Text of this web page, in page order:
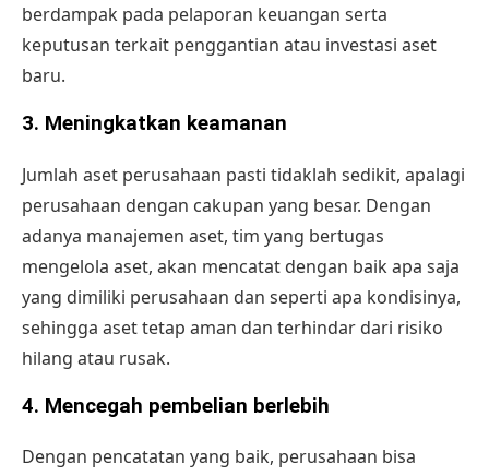
berdampak pada pelaporan keuangan serta
keputusan terkait penggantian atau investasi aset
baru.
3. Meningkatkan keamanan
Jumlah aset perusahaan pasti tidaklah sedikit, apalagi
perusahaan dengan cakupan yang besar. Dengan
adanya manajemen aset, tim yang bertugas
mengelola aset, akan mencatat dengan baik apa saja
yang dimiliki perusahaan dan seperti apa kondisinya,
sehingga aset tetap aman dan terhindar dari risiko
hilang atau rusak.
4. Mencegah pembelian berlebih
Dengan pencatatan yang baik, perusahaan bisa